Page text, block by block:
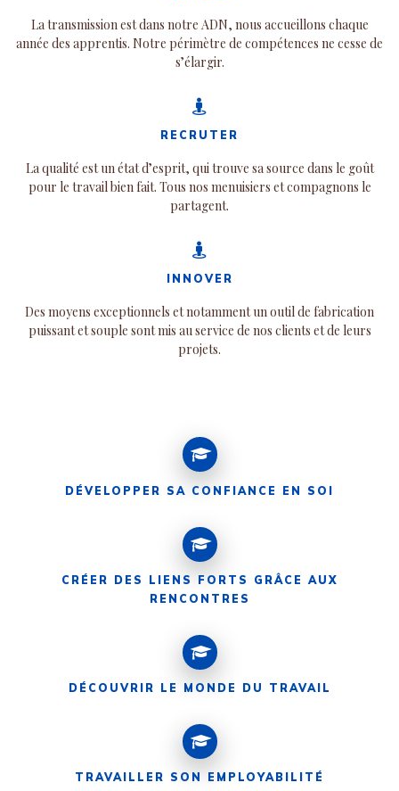
La transmission est dans notre ADN, nous accueillons chaque
année des apprentis. Notre périmètre de compétences ne cesse de
s’élargir.
RECRUTER
La qualité est un état d’esprit, qui trouve sa source dans le goût
pour le travail bien fait. Tous nos menuisiers et compagnons le
partagent.
INNOVER
Des moyens exceptionnels et notamment un outil de fabrication
puissant et souple sont mis au service de nos clients et de leurs
projets.
DÉVELOPPER SA CONFIANCE EN SOI
CRÉER DES LIENS FORTS GRÂCE AUX
RENCONTRES
DÉCOUVRIR LE MONDE DU TRAVAIL
TRAVAILLER SON EMPLOYABILITÉ